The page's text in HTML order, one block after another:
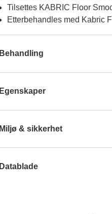
Tilsettes KABRIC Floor
Etterbehandles med Kabric
Behandling
Egenskaper
Miljø & sikkerhet
Datablade